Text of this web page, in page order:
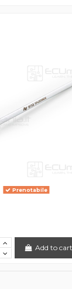
Prenotabile
Add to cart